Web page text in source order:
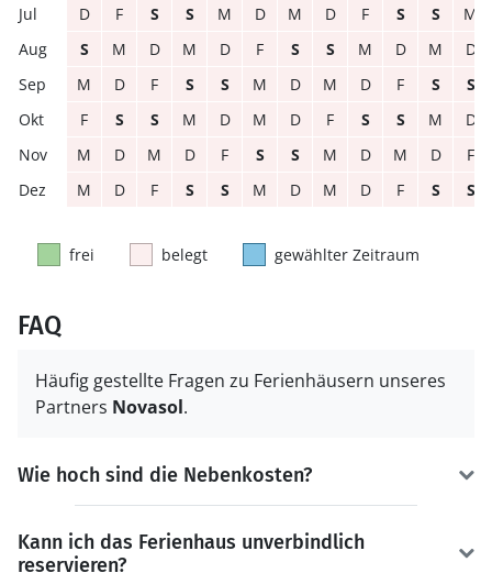
D
F S S M D M D F S S
M
S
M D M D F S S M D M
D
M
D F S S M D M D F S
S
F
S S M D M D F S S M
D
M
D M D F S S M D M D
F
M
D F S S M D M D F S S
frei belegt gewählter Zeitraum
FAQ
Häufig gestellte Fragen zu Ferienhäusern unseres
Partners Novasol.
Wie hoch sind die Nebenkosten?
Kann ich das Ferienhaus unverbindlich
reservieren?